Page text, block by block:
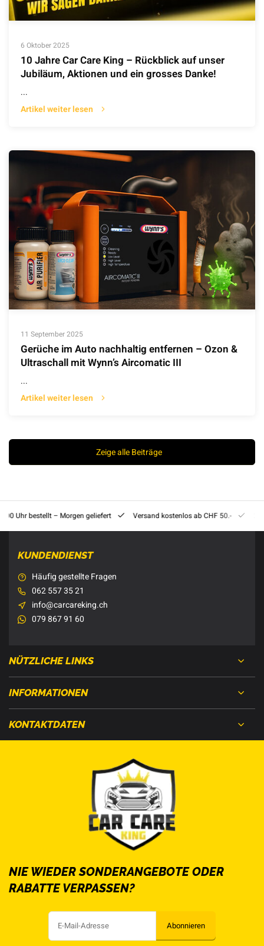
6 Oktober 2025
10 Jahre Car Care King – Rückblick auf unser
Jubiläum, Aktionen und ein grosses Danke!
...
Artikel weiter lesen
11 September 2025
Gerüche im Auto nachhaltig entfernen – Ozon &
Ultraschall mit Wynn’s Aircomatic III
...
Artikel weiter lesen
Zeige alle Beiträge
Uhr bestellt – Morgen geliefert Versand kostenlos ab CHF 50.-
KUNDENDIENST
Häufig gestellte Fragen
062 557 35 21
info@carcareking.ch
079 867 91 60
NÜTZLICHE LINKS
INFORMATIONEN
KONTAKTDATEN
NIE WIEDER SONDERANGEBOTE ODER
RABATTE VERPASSEN?
Abonnieren